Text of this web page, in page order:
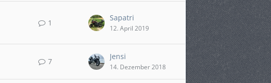
1
Sapatri
12. April 2019
7
Jensi
14. Dezember 2018